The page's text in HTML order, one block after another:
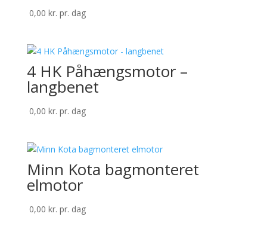
0,00 kr. pr. dag
4 HK Påhængsmotor –
langbenet
0,00 kr. pr. dag
Minn Kota bagmonteret
elmotor
0,00 kr. pr. dag